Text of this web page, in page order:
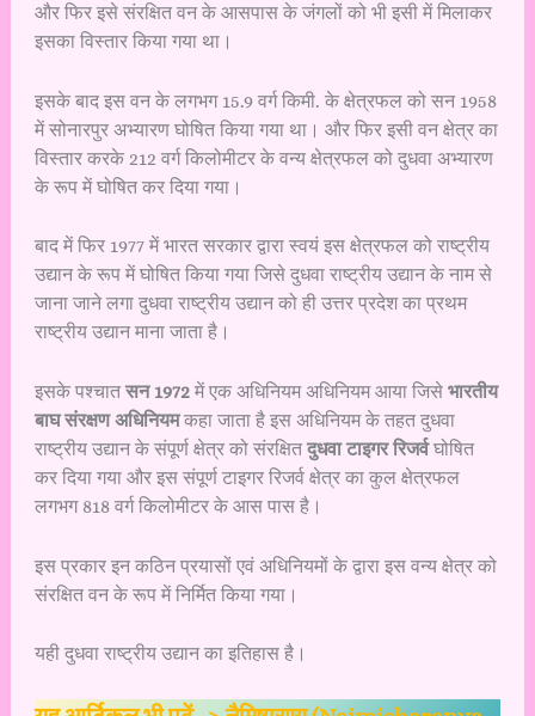
और फिर इसे संरक्षित वन के आसपास के जंगलों को भी इसी में मिलाकर
इसका विस्तार किया गया था।
इसके बाद इस वन के लगभग 15.9 वर्ग किमी. के क्षेत्रफल को सन 1958
में सोनारपुर अभ्यारण घोषित किया गया था। और फिर इसी वन क्षेत्र का
विस्तार करके 212 वर्ग किलोमीटर के वन्य क्षेत्रफल को दुधवा अभ्यारण
के रूप में घोषित कर दिया गया।
बाद में फिर 1977 में भारत सरकार द्वारा स्वयं इस क्षेत्रफल को राष्ट्रीय
उद्यान के रूप में घोषित किया गया जिसे दुधवा राष्ट्रीय उद्यान के नाम से
जाना जाने लगा दुधवा राष्ट्रीय उद्यान को ही उत्तर प्रदेश का प्रथम
राष्ट्रीय उद्यान माना जाता है।
इसके पश्चात सन 1972 में एक अधिनियम अधिनियम आया जिसे भारतीय
बाघ संरक्षण अधिनियमकहा जाता है इस अधिनियम के तहत दुधवा
राष्ट्रीय उद्यान के संपूर्ण क्षेत्र को संरक्षित दुधवा टाइगर रिजर्वघोषित
कर दिया गया और इस संपूर्ण टाइगर रिजर्व क्षेत्र का कुल क्षेत्रफल
लगभग 818 वर्ग किलोमीटर के आस पास है।
इस प्रकार इन कठिन प्रयासों एवं अधिनियमों के द्वारा इस वन्य क्षेत्र को
संरक्षित वन के रूप में निर्मित किया गया।
यही दुधवा राष्ट्रीय उद्यान का इतिहास है।